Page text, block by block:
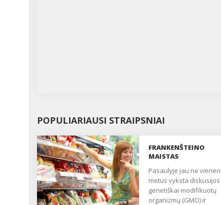
POPULIARIAUSI STRAIPSNIAI
FRANKENŠTEINO
MAISTAS
Pasaulyje jau ne vienerius
metus vyksta
genetiškai modifikuotų
organizmų (GMO) ir